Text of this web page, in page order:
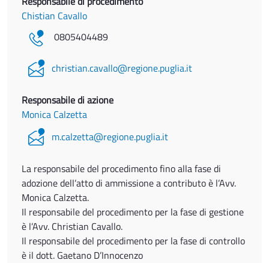
Chistian Cavallo
0805404489
christian.cavallo@regione.puglia.it
Responsabile di azione
Monica Calzetta
m.calzetta@regione.puglia.it
La responsabile del procedimento fino alla fase di
adozione dell’atto di ammissione a contributo è l’Avv.
Monica Calzetta.
Il responsabile del procedimento per la fase di gestione
è l’Avv. Christian Cavallo.
Il responsabile del procedimento per la fase di controllo
è il dott. Gaetano D’Innocenzo